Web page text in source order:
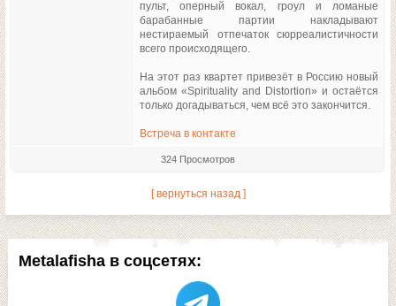
Metalafisha в соцсетях:
пульт, оперный вокал, гроул и ломаные
барабанные партии накладывают
нестираемый отпечаток сюрреалистичности
всего происходящего.
На этот раз квартет привезёт в Россию новый
альбом «Spirituality and Distortion» и остаётся
только догадываться, чем всё это закончится.
Встреча в контакте
324 Просмотров
[ вернуться назад ]